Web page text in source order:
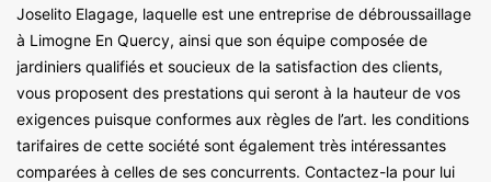
Joselito Elagage, laquelle est une entreprise de débroussaillage
à Limogne En Quercy, ainsi que son équipe composée de
jardiniers qualifiés et soucieux de la satisfaction des clients,
vous proposent des prestations qui seront à la hauteur de vos
exigences puisque conformes aux règles de l’art. les conditions
tarifaires de cette société sont également très intéressantes
comparées à celles de ses concurrents. Contactez-la pour lui